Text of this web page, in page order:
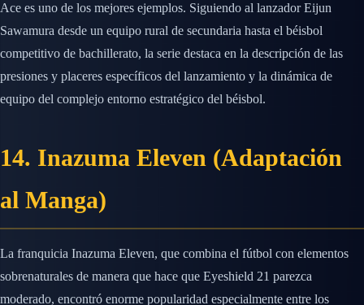
Ace es uno de los mejores ejemplos. Siguiendo al lanzador Eijun
Sawamura desde un equipo rural de secundaria hasta el béisbol
competitivo de bachillerato, la serie destaca en la descripción de las
presiones y placeres específicos del lanzamiento y la dinámica de
equipo del complejo entorno estratégico del béisbol.
14. Inazuma Eleven (Adaptación
al Manga)
La franquicia Inazuma Eleven, que combina el fútbol con elementos
sobrenaturales de manera que hace que Eyeshield 21 parezca
moderado, encontró enorme popularidad especialmente entre los